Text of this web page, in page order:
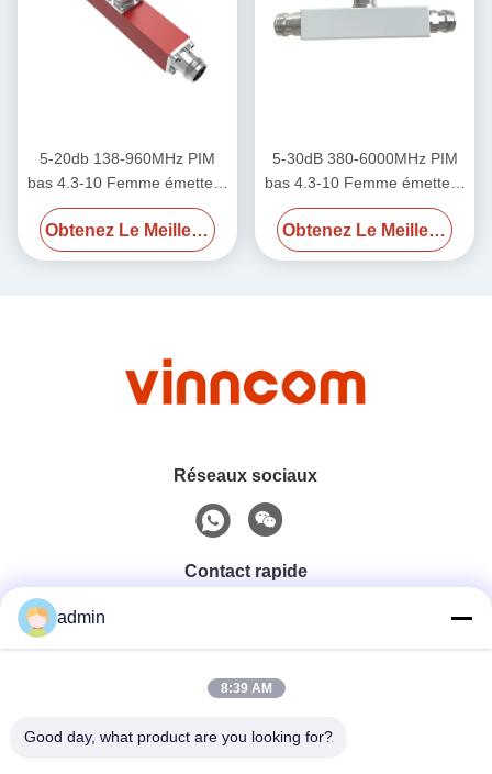
5-20db 138-960MHz PIM
bas 4.3-10 Femme émetteur
RF
Obtenez Le Meilleur Prix
5-30dB 380-6000MHz PIM
bas 4.3-10 Femme émetteur
RF
Obtenez Le Meilleur Prix
Réseaux sociaux
Contact rapide
0086-551-65396351
E-Mail
admin
8:39 AM
Good day, what product are you looking for?